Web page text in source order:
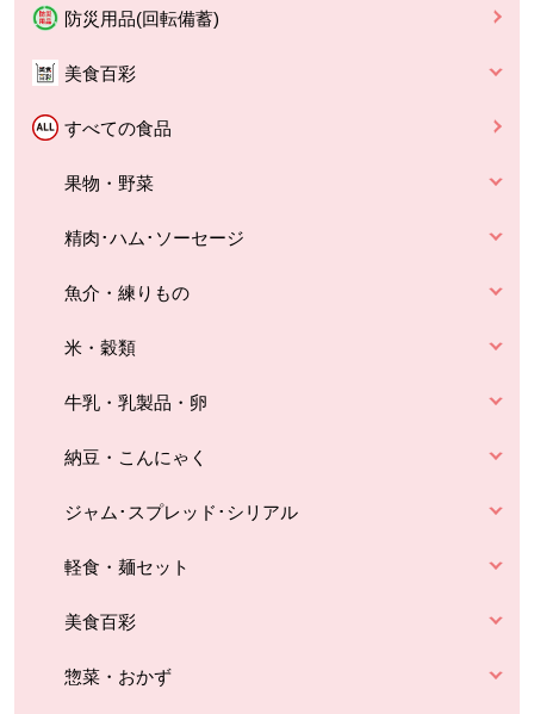
防災用品(回転備蓄)
美食百彩
すべての食品
果物・野菜
精肉･ハム･ソーセージ
魚介・練りもの
米・穀類
牛乳・乳製品・卵
納豆・こんにゃく
ジャム･スプレッド･シリアル
軽食・麺セット
美食百彩
惣菜・おかず